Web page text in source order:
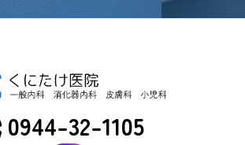
0944-32-1105